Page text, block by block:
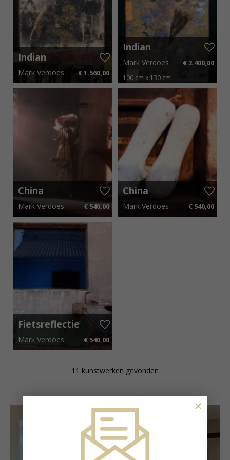
Indian
passage V
Mark Verdoes € 1.560,00
70 cm x 100 cm € 23,40 p.m.
Indian
passage I
Mark Verdoes € 2.400,00
100 cm x 130 cm
€ 36,00 p.m.
China
Revisited IV
Mark Verdoes € 540,00
95 cm x 75 cm € 8,10 p.m.
China
Revisited III
Mark Verdoes € 540,00
Fietsreflectie
Mark Verdoes € 540,00
11 kunstwerken gevonden
×